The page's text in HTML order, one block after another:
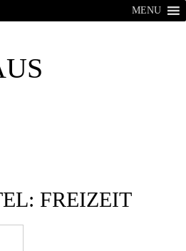
MENU
FREIZEIT